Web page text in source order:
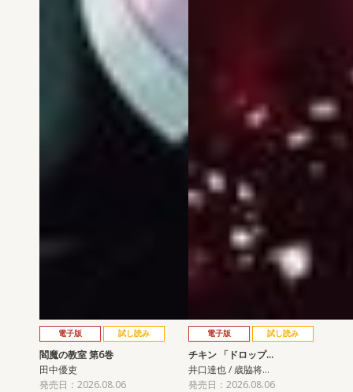
電子版 試し読み
閻魔の教室 第6巻
田中優吏
発売日：2026.08.06
電子版 試し読み
チキン 「ドロップ…
井口達也 / 歳脇将…
発売日：2026.08.06